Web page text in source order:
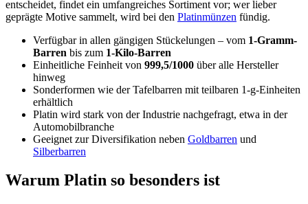
entscheidet, findet ein umfangreiches Sortiment vor; wer lieber
geprägte Motive sammelt, wird bei den Platinmünzen fündig.
Verfügbar in allen gängigen Stückelungen – vom 1-Gramm-
Barren bis zum 1-Kilo-Barren
Einheitliche Feinheit von 999,5/1000 über alle Hersteller
hinweg
Sonderformen wie der Tafelbarren mit teilbaren 1-g-Einheiten
erhältlich
Platin wird stark von der Industrie nachgefragt, etwa in der
Automobilbranche
Geeignet zur Diversifikation neben Goldbarren und
Silberbarren
Warum Platin so besonders ist